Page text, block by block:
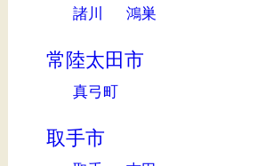
諸川 鴻巣
常陸太田市
真弓町
取手市